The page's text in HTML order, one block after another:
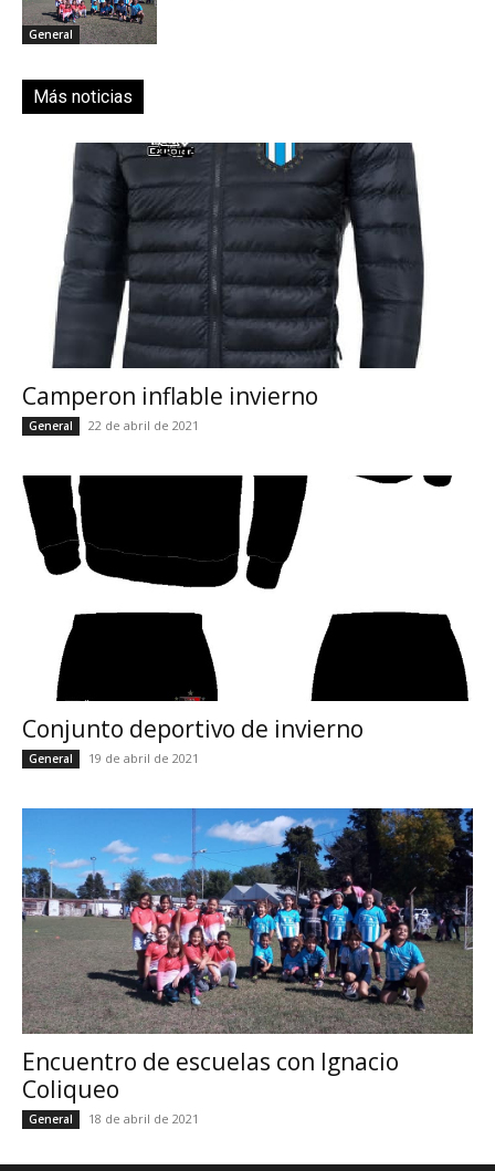
General
Más noticias
Camperon inflable invierno
General 22 de abril de 2021
Conjunto deportivo de invierno
General 19 de abril de 2021
Encuentro de escuelas con Ignacio
Coliqueo
General 18 de abril de 2021